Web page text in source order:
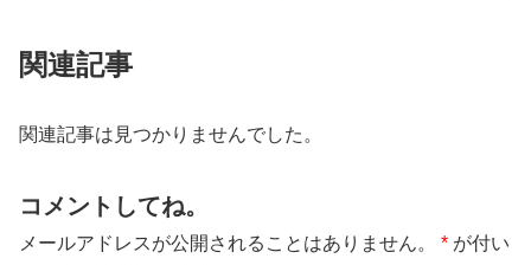
関連記事
関連記事は見つかりませんでした。
コメントしてね。
メールアドレスが公開されることはありません。 * が付い